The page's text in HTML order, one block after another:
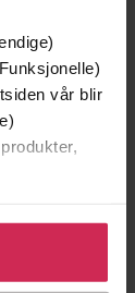
vår blir
til å
også
å klikke
Adler-Olsen
LYDBOK